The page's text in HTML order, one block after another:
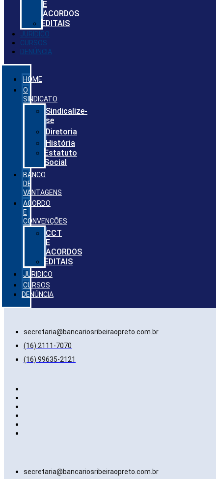
E
ACORDOS
EDITAIS
JURIDICO
CURSOS
DENÚNCIA
HOME
O
SINDICATO
Sindicalize-
se
Diretoria
História
Estatuto
Social
BANCO
DE
VANTAGENS
ACORDO
E
CONVENÇÕES
CCT
E
ACORDOS
EDITAIS
JURIDICO
CURSOS
DENÚNCIA
secretaria@bancariosribeiraopreto.com.br
(16) 2111-7070
(16) 99635-2121
secretaria@bancariosribeiraopreto.com.br